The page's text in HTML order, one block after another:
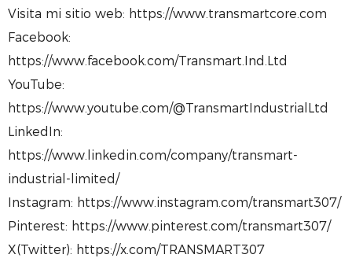
Visita mi sitio web: https://www.transmartcore.com
Facebook:
https://www.facebook.com/Transmart.Ind.Ltd
YouTube:
https://www.youtube.com/@TransmartIndustrialLtd
LinkedIn:
https://www.linkedin.com/company/transmart-
industrial-limited/
Instagram: https://www.instagram.com/transmart307/
Pinterest: https://www.pinterest.com/transmart307/
X(Twitter): https://x.com/TRANSMART307